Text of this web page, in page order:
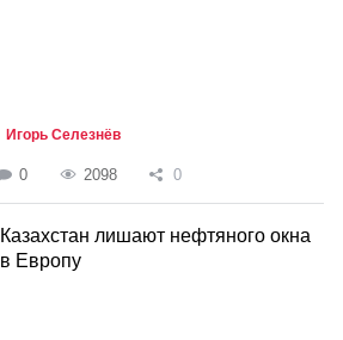
Игорь Селезнёв
0 2098 0
Казахстан лишают нефтяного окна
в Европу